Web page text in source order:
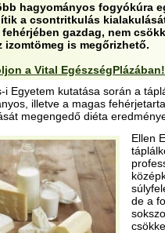
hagyományos fogyókúra
a csontritkulás
gazdag, nem
izomtömeg is megőrizhető.
a Vital EgészségPlázában!
i Egyetem kutatása során a
illetve a magas
megengedő diéta
Ellen
de a